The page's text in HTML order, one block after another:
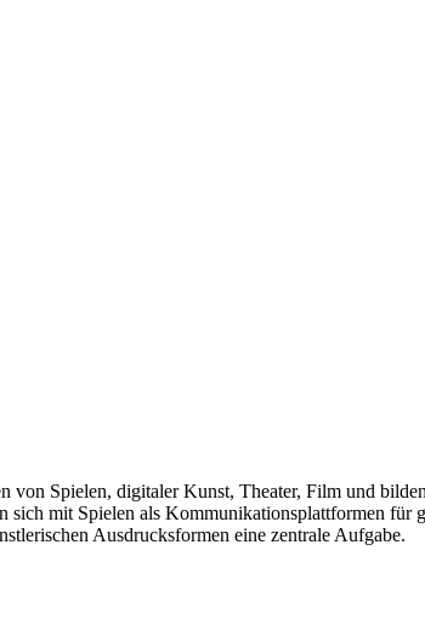
von Spielen, digitaler Kunst, Theater, Film und
sich mit Spielen als Kommunikationsplattformen
Ausdrucksformen eine zentrale Aufgabe.